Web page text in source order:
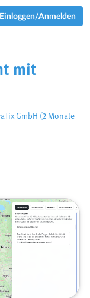
Einloggen/Anmelden
mit
GmbH (2 Monate